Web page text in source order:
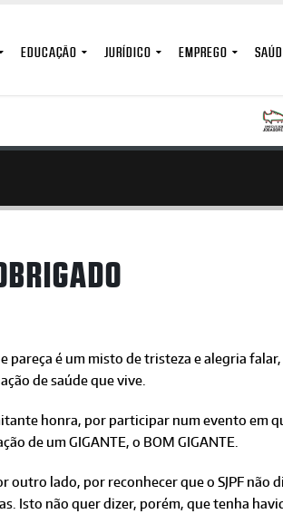
EDUCAÇÃO JURÍDICO EMPREGO
pareça é um misto de tristeza e alegria
de saúde que vive.
honra, por participar num evento em
de um GIGANTE, o BOM GIGANTE.
outro lado, por reconhecer que o SJPF
Isto não quer dizer, porém, que tenha